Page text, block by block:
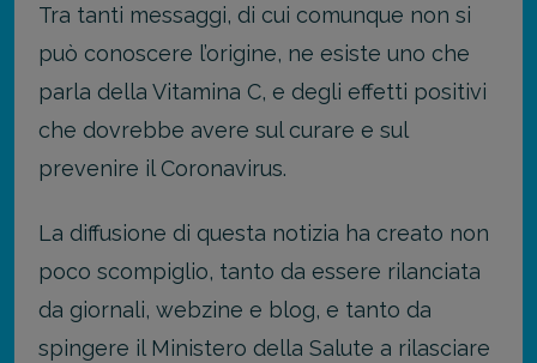
Tra tanti messaggi, di cui comunque non si
può conoscere l’origine, ne esiste uno che
parla della Vitamina C, e degli effetti positivi
che dovrebbe avere sul curare e sul
prevenire il Coronavirus.
La diffusione di questa notizia ha creato non
poco scompiglio, tanto da essere rilanciata
da giornali, webzine e blog, e tanto da
spingere il Ministero della Salute a rilasciare